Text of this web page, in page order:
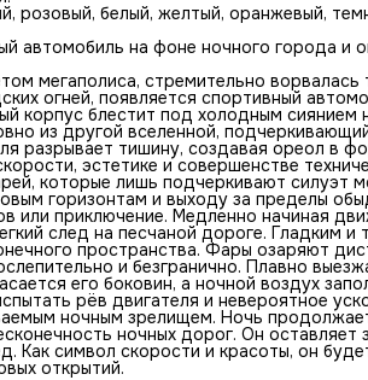
рёв
ночным
ставший
ночных
новым
розовый, белый, желтый, оранжевый,
автомобиль на фоне ночного города и
мегаполиса, стремительно ворвалась
огней, появляется спортивный
корпус блестит под холодным сиянием
из другой вселенной,
разрывает тишину, создавая ореол в
эстетике и совершенстве
которые лишь подчеркивают силуэт
горизонтам и выходу за пределы
или приключение. Медленно начиная
след на песчаной дороге. Гладким
пространства. Фары озаряют
и безгранично. Плавно
его боковин, а ночной воздух
рёв двигателя и невероятное
ночным зрелищем. Ночь
ночных дорог. Он
Как символ скорости и красоты, он
открытий.